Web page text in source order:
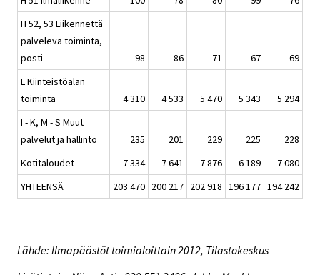
H 52, 53 Liikennettä
palveleva toiminta,
posti
98 86 71 67
69
L Kiinteistöalan
toiminta
4 310 4 533 5 470 5 343
5 294
I - K, M - S Muut
palvelut ja hallinto
235 201 229 225
228
Kotitaloudet
7 334 7 641 7 876 6 189
7 080
YHTEENSÄ
203 470 200 217 202 918 196 177 194 242
Lähde: Ilmapäästöt toimialoittain 2012, Tilastokeskus